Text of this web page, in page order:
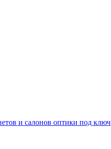
и салонов оптики под ключ